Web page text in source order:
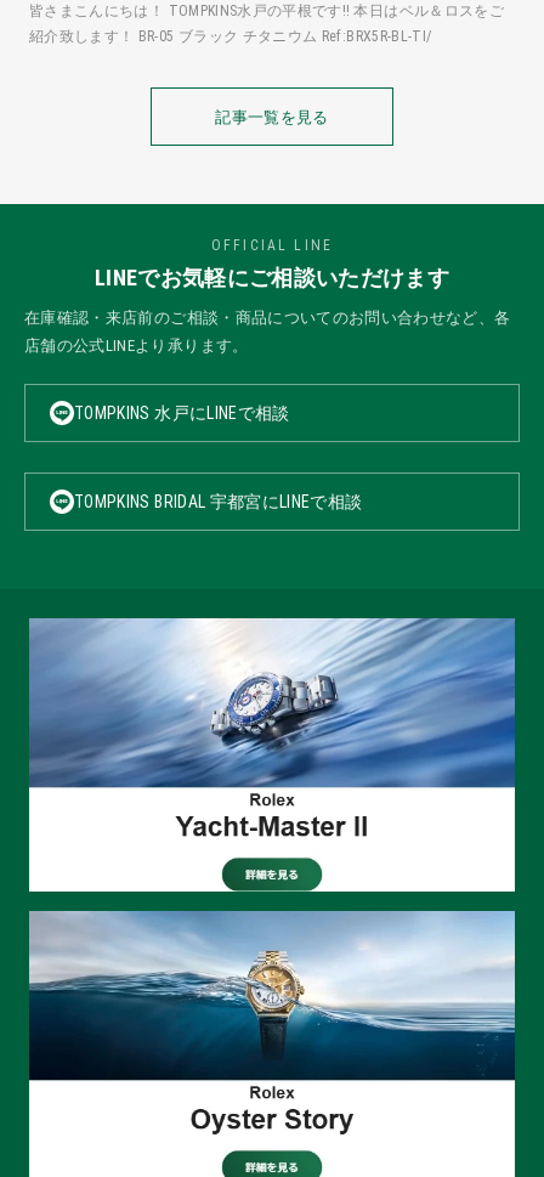
皆さまこんにちは！ TOMPKINS水戸の平根です‼️ 本日はベル＆ロスをご
紹介致します！ BR-05 ブラック チタニウム Ref:BRX5R-BL-TI/
記事一覧を見る
OFFICIAL LINE
LINEでお気軽にご相談いただけます
在庫確認・来店前のご相談・商品についてのお問い合わせなど、各
店舗の公式LINEより承ります。
TOMPKINS 水戸にLINEで相談
TOMPKINS BRIDAL 宇都宮にLINEで相談